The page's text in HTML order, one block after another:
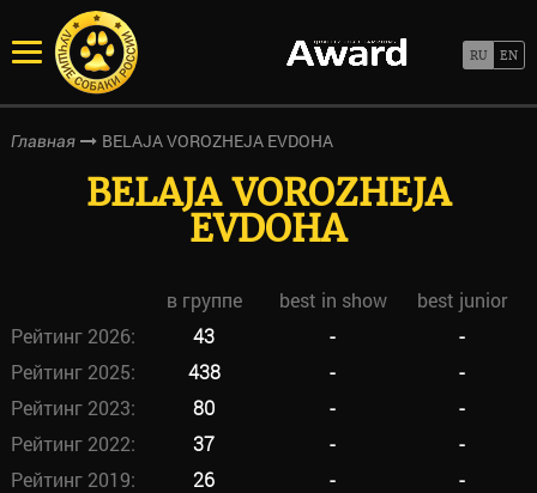
Главная BELAJA VOROZHEJA EVDOHA
BELAJA VOROZHEJA
EVDOHA
в группе best in show
best junior
Рейтинг 2026:
43 -
-
Рейтинг 2025:
438 -
-
Рейтинг 2023:
80 -
-
Рейтинг 2022:
37 -
-
Рейтинг 2019:
26 - -